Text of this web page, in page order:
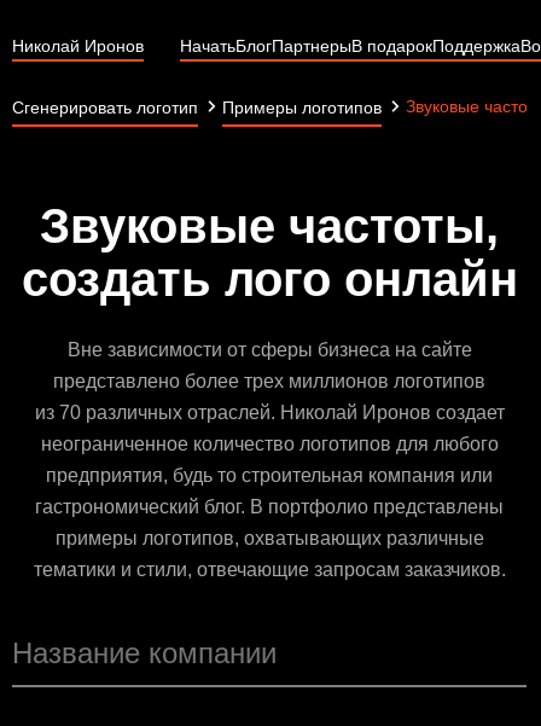
Николай Иронов НачатьБлогПартнерыВ подарокПоддержка
Сгенерировать логотип Примеры логотипов Звуковые
Звуковые частоты,
создать лого онлайн
Вне зависимости от сферы бизнеса на сайте
представлено более трех миллионов логотипов
из 70 различных отраслей. Николай Иронов создает
неограниченное количество логотипов для любого
предприятия, будь то строительная компания или
гастрономический блог. В портфолио представлены
примеры логотипов, охватывающих различные
тематики и стили, отвечающие запросам заказчиков.